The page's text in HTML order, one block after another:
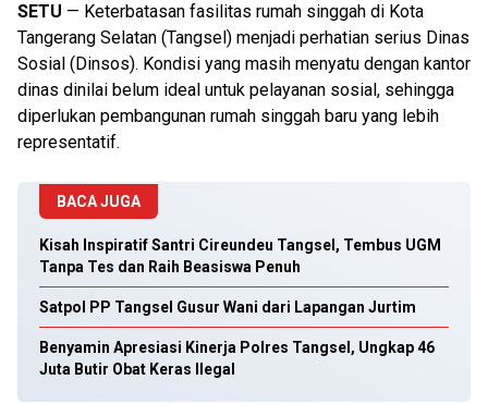
SETU — Keterbatasan fasilitas rumah singgah di Kota
Tangerang Selatan (Tangsel) menjadi perhatian serius Dinas
Sosial (Dinsos). Kondisi yang masih menyatu dengan kantor
dinas dinilai belum ideal untuk pelayanan sosial, sehingga
diperlukan pembangunan rumah singgah baru yang lebih
representatif.
BACA JUGA
Kisah Inspiratif Santri Cireundeu Tangsel, Tembus UGM
Tanpa Tes dan Raih Beasiswa Penuh
Satpol PP Tangsel Gusur Wani dari Lapangan Jurtim
Benyamin Apresiasi Kinerja Polres Tangsel, Ungkap 46
Juta Butir Obat Keras Ilegal